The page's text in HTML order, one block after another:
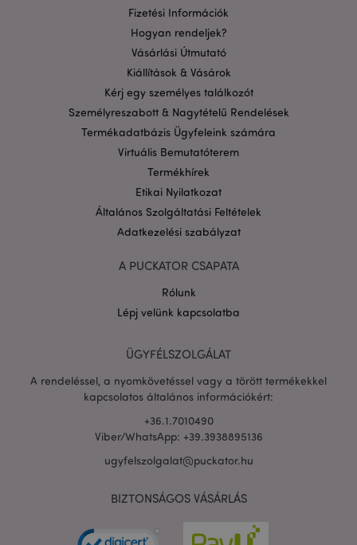
Fizetési Információk
Hogyan rendeljek?
Vásárlási Útmutató
Kiállítások & Vásárok
Kérj egy személyes találkozót
Személyreszabott & Nagytételű Rendelések
Termékadatbázis Ügyfeleink számára
Virtuális Bemutatóterem
Termékhírek
Etikai Nyilatkozat
Általános Szolgáltatási Feltételek
Adatkezelési szabályzat
A PUCKATOR CSAPATA
Rólunk
Lépj velünk kapcsolatba
ÜGYFÉLSZOLGÁLAT
A rendeléssel, a nyomkövetéssel vagy a törött termékekkel
kapcsolatos általános információkért:
+36.1.7010490
Viber/WhatsApp: +39.3938895136
ugyfelszolgalat@puckator.hu
BIZTONSÁGOS VÁSÁRLÁS
Funkcionalitás
A weboldal működéséhez feltétlenül szükséges sütik
lehetővé teszik a webhely alapvető funkcióit,
például a felhasználói bejelentkezést és a
fiókkezelést. A weboldal nem használható
megfelelően a feltétlenül szükséges sütik nélkül.
Szolgáltató
Domain
CookieScriptConsent
adatvédelmi szabályzatát